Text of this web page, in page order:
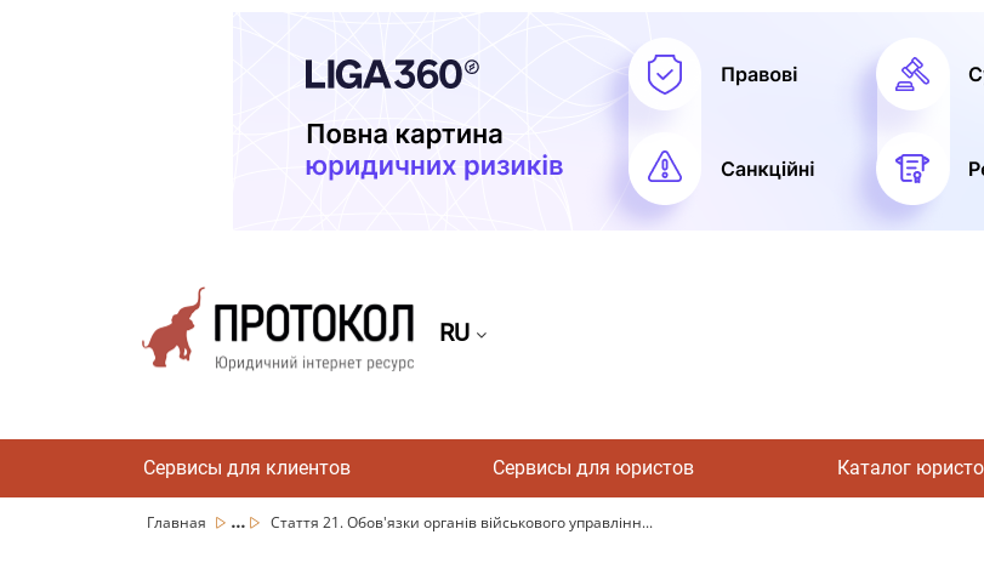
RU
Сервисы для клиентов Сервисы для юристов Каталог
Главная ... Стаття 21. Обов'язки органів військового управлінн...